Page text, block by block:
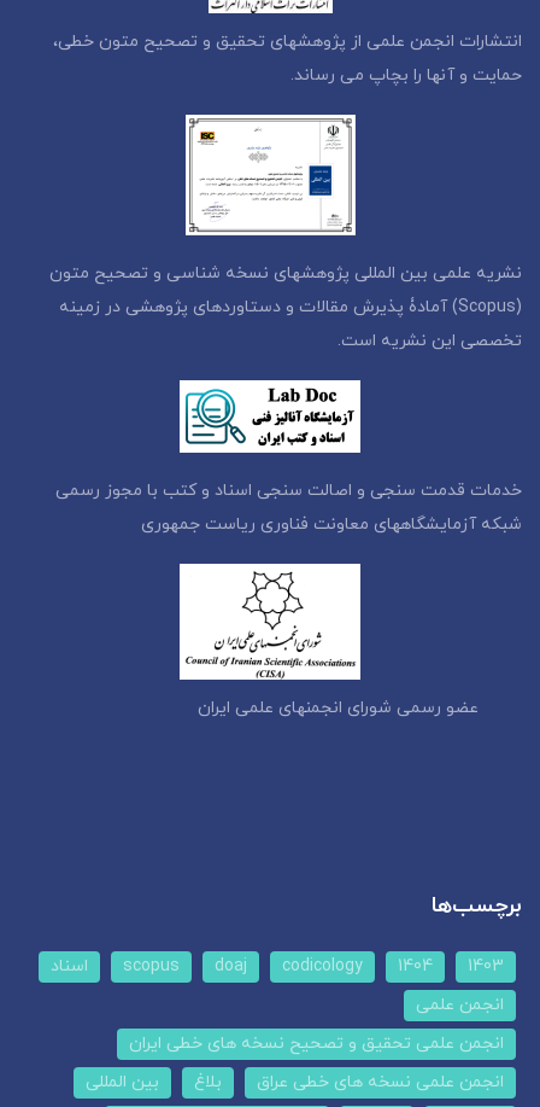
انتشارات انجمن علمی از پژوهشهای تحقیق و تصحیح متون خطی،
حمایت و آنها را بچاپ می رساند.
نشریه علمی بین المللی پژوهشهای نسخه شناسی و تصحیح متون
(Scopus) آمادۀ پذیرش مقالات و دستاوردهای پژوهشی در زمینه
تخصصی این نشریه است.
خدمات قدمت سنجی و اصالت سنجی اسناد و کتب با مجوز رسمی
شبکه آزمایشگاههای معاونت فناوری ریاست جمهوری
عضو رسمی شورای انجمنهای علمی ایران
برچسب‌ها
1403
1404
codicology
doaj
scopus
اسناد
انجمن علمی
انجمن علمی تحقیق و تصحیح نسخه های خطی ایران
انجمن علمی نسخه های خطی عراق
بلاغ
بین المللی